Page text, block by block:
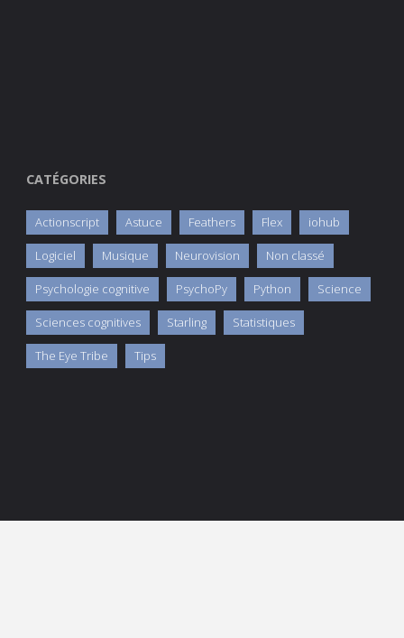
CATÉGORIES
Actionscript Astuce Feathers Flex iohub
Logiciel Musique Neurovision Non classé
Psychologie cognitive PsychoPy Python Science
Sciences cognitives Starling Statistiques
The Eye Tribe Tips